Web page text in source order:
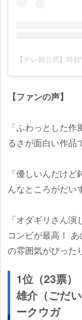
【ファンの声】
「ふわっとした
るさが面白い作品
「優しいんだけ
んなところがだい
「オダギリさん
コンビが最高！
の雰囲気がぴった
1位（23票
雄介（ごだ
ークウガ